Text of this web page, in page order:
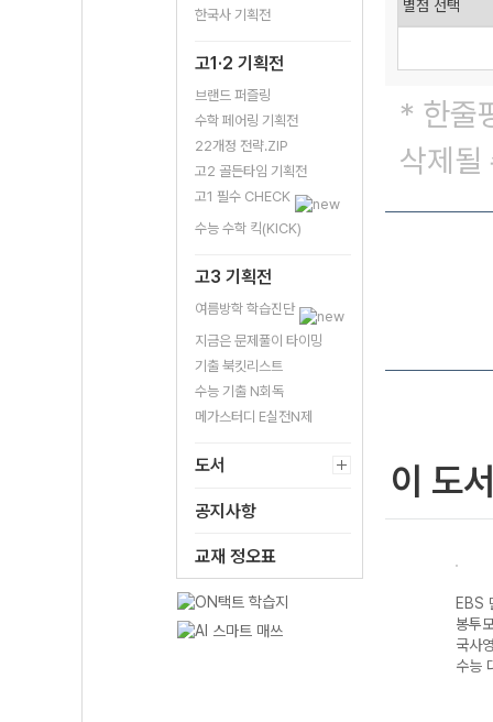
한국사 기획전
고1·2 기획전
브랜드 퍼즐링
수학 페어링 기획전
22개정 전략.ZIP
고2 골든타임 기획전
고1 필수 CHECK
수능 수학 킥(KICK)
고3 기획전
여름방학 학습진단
지금은 문제풀이 타이밍
기출 북킷리스트
수능 기출 N회독
메가스터디 E실전N제
도서
공지사항
교재 정오표
* 한줄
삭제될
이 도
EBS 만점마무리
봉투모의고사 사
EBS
봉투
국사
수능